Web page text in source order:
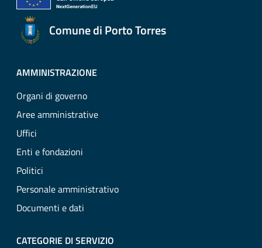
Comune di Porto Torres
AMMINISTRAZIONE
Organi di governo
Aree amministrative
Uffici
Enti e fondazioni
Politici
Personale amministrativo
Documenti e dati
CATEGORIE DI SERVIZIO